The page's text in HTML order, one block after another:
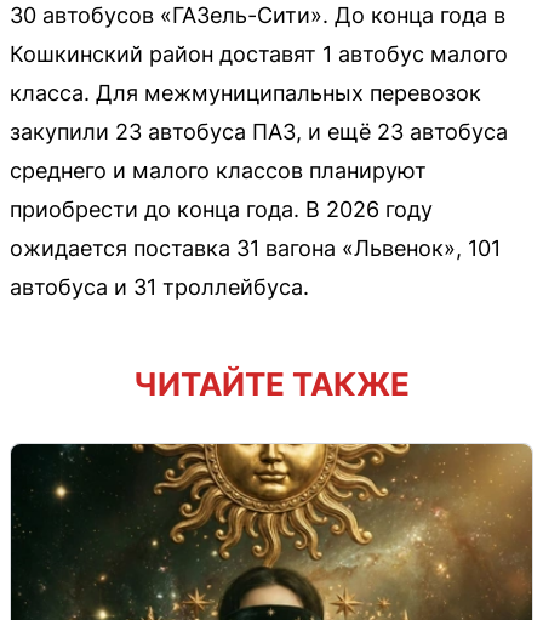
30 автобусов «ГАЗель-Сити». До конца года в
Кошкинский район доставят 1 автобус малого
класса. Для межмуниципальных перевозок
закупили 23 автобуса ПАЗ, и ещё 23 автобуса
среднего и малого классов планируют
приобрести до конца года. В 2026 году
ожидается поставка 31 вагона «Львенок», 101
автобуса и 31 троллейбуса.
ЧИТАЙТЕ ТАКЖЕ